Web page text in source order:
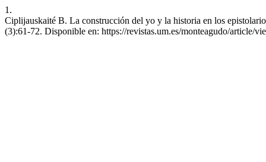
1.
Ciplijauskaité B. La construcción del yo y la historia en los
(3):61-72. Disponible en: https://revistas.um.es/monteagudo/article/